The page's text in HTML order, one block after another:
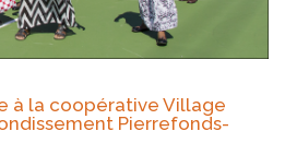
à la coopérative Village
Pierrefonds-